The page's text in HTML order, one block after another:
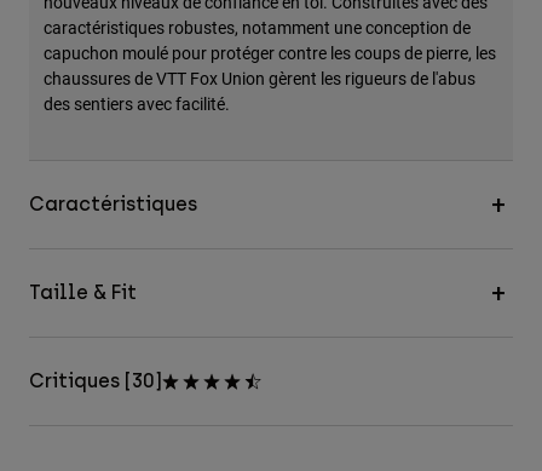
caractéristiques robustes, notamment une conception de
capuchon moulé pour protéger contre les coups de pierre, les
chaussures de VTT Fox Union gèrent les rigueurs de l'abus
des sentiers avec facilité.
Caractéristiques
Taille & Fit
Critiques [30]